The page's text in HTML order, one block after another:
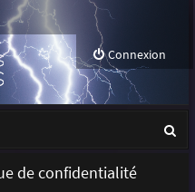
Connexion
de confidentialité